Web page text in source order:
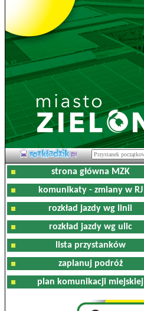
strona główna MZK
komunikaty - zmiany w RJ
rozkład jazdy wg linii
rozkład jazdy wg ulic
lista przystanków
zaplanuj podróż
plan komunikacji miejskiej